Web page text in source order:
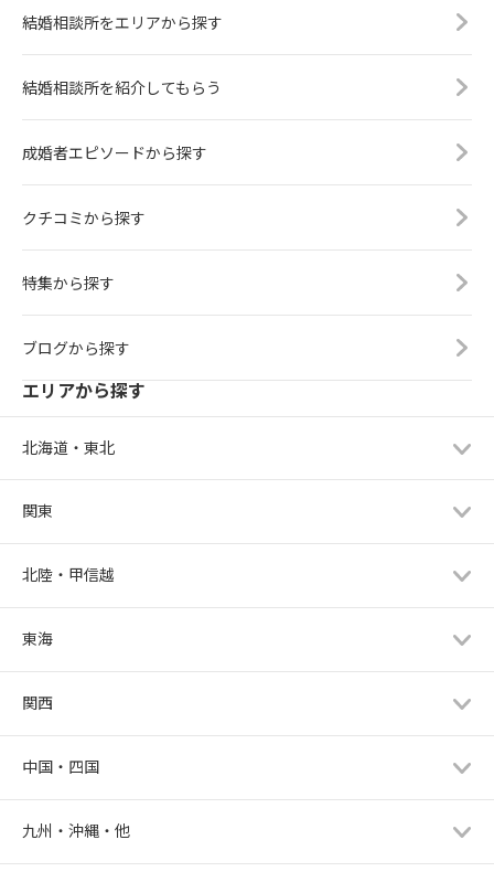
結婚相談所をエリアから探す
結婚相談所を紹介してもらう
成婚者エピソードから探す
クチコミから探す
特集から探す
ブログから探す
エリアから探す
北海道・東北
関東
北陸・甲信越
東海
関西
中国・四国
九州・沖縄・他